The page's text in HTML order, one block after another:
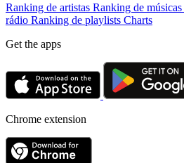
Ranking de artistas Ranking de músicas
rádio Ranking de playlists Charts
Get the apps
Chrome extension